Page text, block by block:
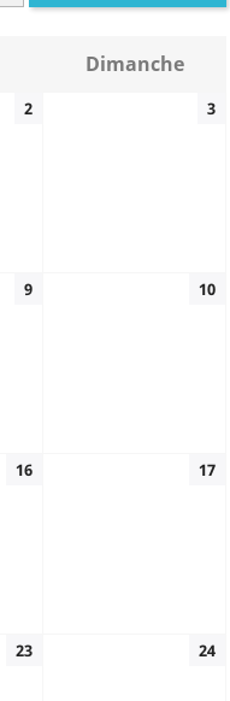
Dimanche
2 3
9 10
16 17
23 24